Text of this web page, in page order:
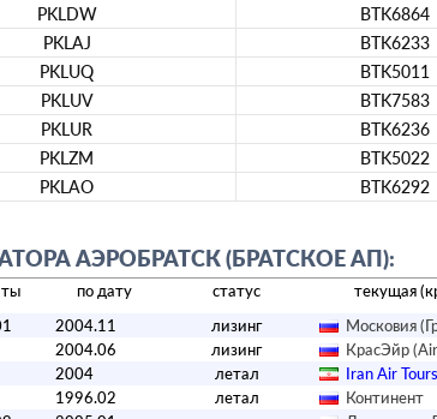
PKLDW BTK6864
PKLAJ BTK6233
PKLUQ BTK5011
PKLUV BTK7583
PKLUR BTK6236
PKLZM BTK5022
PKLAO BTK6292
АЭРОБРАТСК (БРАТСКОЕ АП):
по дату статус текущая
2004.11 лизинг Московия
2004.06 лизинг КрасЭйр
2004 летал Iran Air Tours
1996.02 летал Континент